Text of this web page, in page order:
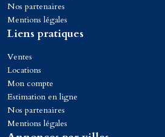
Nos partenaires
Mentions légales
Liens pratiques
Ventes
Locations
Mon compte
Estimation en ligne
Nos partenaires
Mentions légales